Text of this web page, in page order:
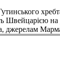
на
джерелам